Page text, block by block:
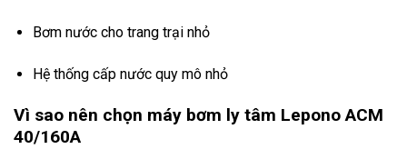
Bơm nước cho trang trại nhỏ
Hệ thống cấp nước quy mô nhỏ
Vì sao nên chọn máy bơm ly tâm Lepono ACM
40/160A